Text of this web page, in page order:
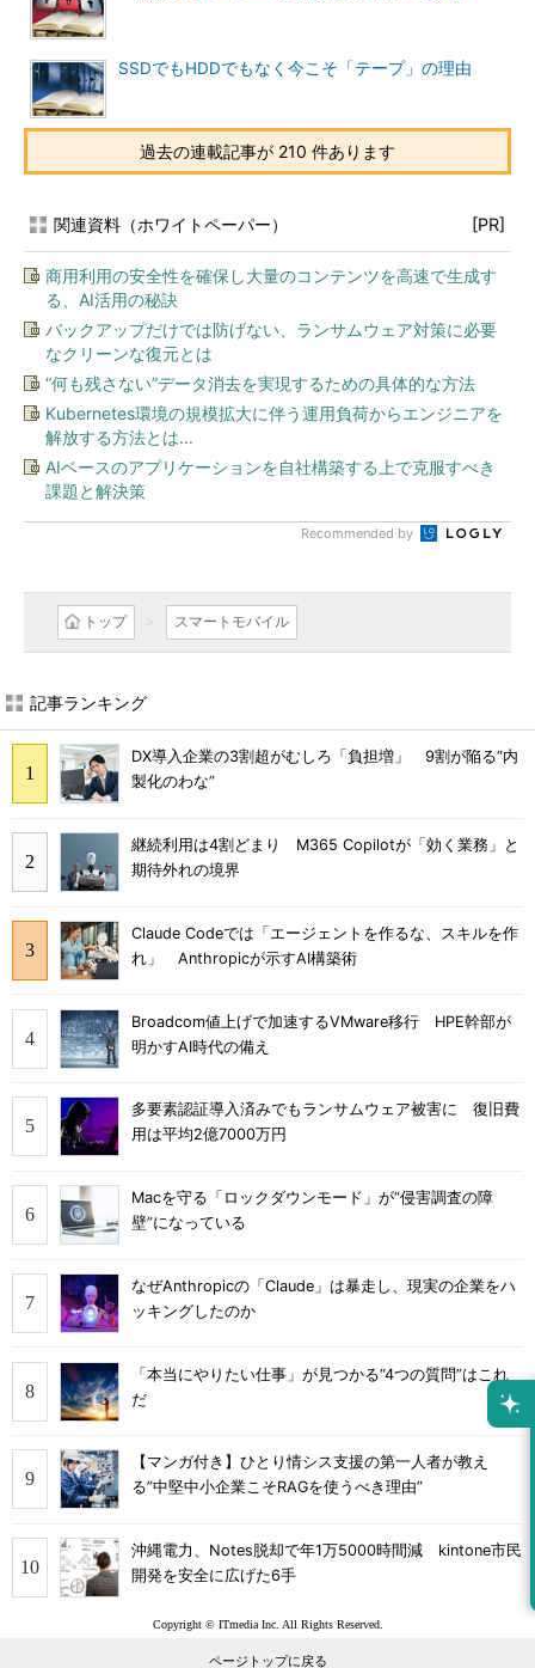
SSDでもHDDでもなく今こそ「テープ」の理由
過去の連載記事が 210 件あります
関連資料（ホワイトペーパー） [PR]
商用利用の安全性を確保し大量のコンテンツを高速で生成す
る、AI活用の秘訣
バックアップだけでは防げない、ランサムウェア対策に必要
なクリーンな復元とは
“何も残さない”データ消去を実現するための具体的な方法
Kubernetes環境の規模拡大に伴う運用負荷からエンジニアを
解放する方法とは...
AIベースのアプリケーションを自社構築する上で克服すべき
課題と解決策
Recommended by
トップ スマートモバイル
記事ランキング
DX導入企業の3割超がむしろ「負担増」 9割が陥る“内
製化のわな”
継続利用は4割どまり M365 Copilotが「効く業務」と
期待外れの境界
Claude Codeでは「エージェントを作るな、スキルを作
れ」 Anthropicが示すAI構築術
Broadcom値上げで加速するVMware移行 HPE幹部が
明かすAI時代の備え
多要素認証導入済みでもランサムウェア被害に 復旧費
用は平均2億7000万円
Macを守る「ロックダウンモード」が“侵害調査の障
壁”になっている
なぜAnthropicの「Claude」は暴走し、現実の企業をハ
ッキングしたのか
「本当にやりたい仕事」が見つかる“4つの質問”はこれ
だ
【マンガ付き】ひとり情シス支援の第一人者が教え
る”中堅中小企業こそRAGを使うべき理由”
沖縄電力、Notes脱却で年1万5000時間減 kintone市民
開発を安全に広げた6手
Copyright © ITmedia Inc. All Rights Reserved.
ページトップに戻る